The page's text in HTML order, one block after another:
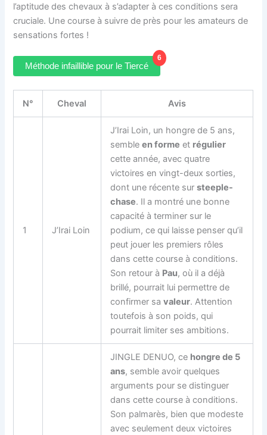
l’aptitude des chevaux à s’adapter à ces conditions sera
cruciale. Une course à suivre de près pour les amateurs de
sensations fortes !
Méthode infaillible pour le Tiercé
6
N° Cheval Avis
1 J’Irai Loin
J’Irai Loin, un hongre de 5 ans,
sembleen forme et régulier
cette année, avec quatre
victoires en vingt-deux sorties,
dont une récente sursteeple-
chase. Il a montré une bonne
capacité à terminer sur le
podium, ce qui laisse penser qu’il
peut jouer les premiers rôles
dans cette course à conditions.
Son retour à Pau, où il a déjà
brillé, pourrait lui permettre de
confirmer savaleur. Attention
toutefois à son poids, qui
pourrait limiter ses ambitions.
JINGLE DENUO, ce hongre de 5
ans, semble avoir quelques
arguments pour se distinguer
dans cette course à conditions.
Son palmarès, bien que modeste
avec seulement deux victoires